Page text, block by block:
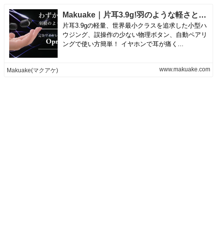
Makuake｜片耳3.9g!羽のような軽さと抜群のフィット感!完全ワイヤレスイヤホンopro9｜Makuake（マクアケ）
片耳3.9gの軽量、世界最小クラスを追求した小型ハ
ウジング、誤操作の少ない物理ボタン、自動ペアリ
ングで使い方簡単！ イヤホンで耳が痛く...
Makuake(マクアケ) www.makuake.com